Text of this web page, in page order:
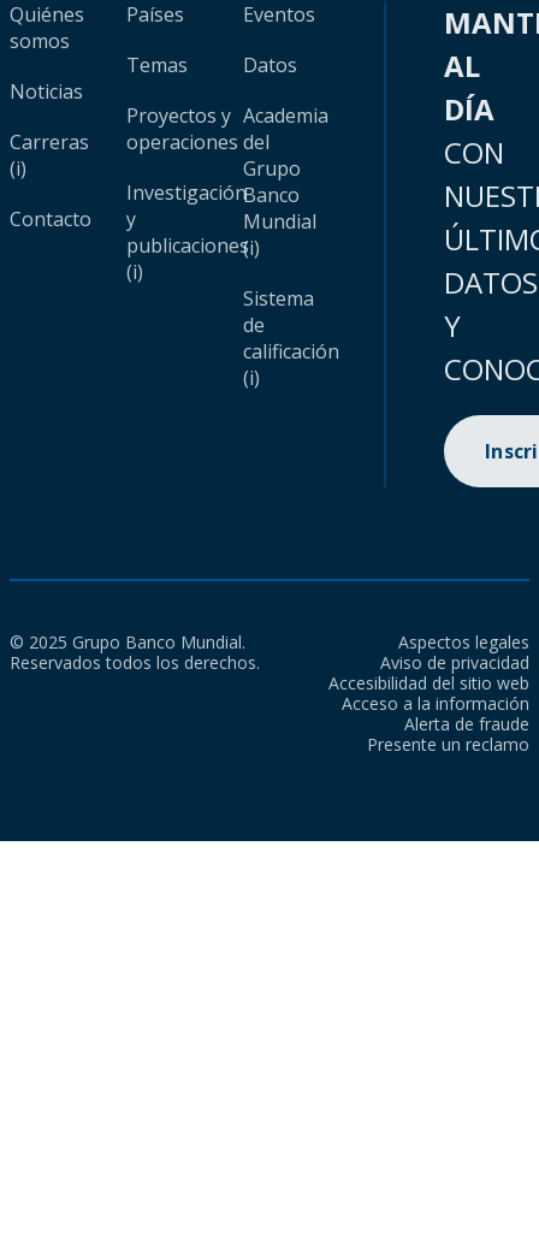
Quiénes
somos
Noticias
Carreras
(i)
Contacto
Países
Temas
Proyectos y
operaciones
Investigación
y
publicaciones
(i)
Eventos
Datos
Academia
del
Grupo
Banco
Mundial
(i)
Sistema
de
calificación
(i)
AL
DÍA
CON
DATOS
Y
© 2025 Grupo Banco Mundial.
Reservados todos los derechos.
Aspectos legales
Aviso de privacidad
Accesibilidad del sitio web
Acceso a la información
Alerta de fraude
Presente un reclamo